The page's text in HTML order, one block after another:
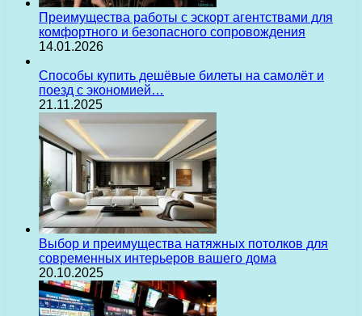
Преимущества работы с эскорт агентствами для
комфортного и безопасного сопровождения
14.01.2026
Способы купить дешёвые билеты на самолёт и
поезд с экономией…
21.11.2025
Выбор и преимущества натяжных потолков для
современных интерьеров вашего дома
20.10.2025